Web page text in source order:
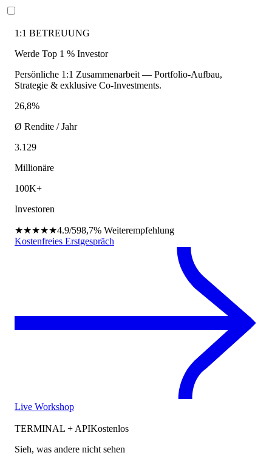
1:1 BETREUUNG
Werde Top 1 % Investor
Persönliche 1:1 Zusammenarbeit — Portfolio-Aufbau,
Strategie & exklusive Co-Investments.
26,8%
Ø Rendite / Jahr
3.129
Millionäre
100K+
Investoren
★★★★★4.9/598,7% Weiterempfehlung
Kostenfreies Erstgespräch
Live Workshop
TERMINAL + APIKostenlos
Sieh, was andere nicht sehen